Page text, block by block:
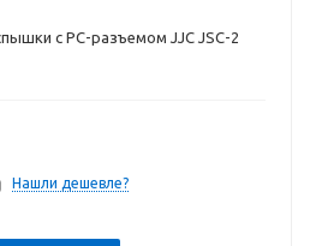
с PC-разъемом JJC JSC-2
Нашли дешевле?